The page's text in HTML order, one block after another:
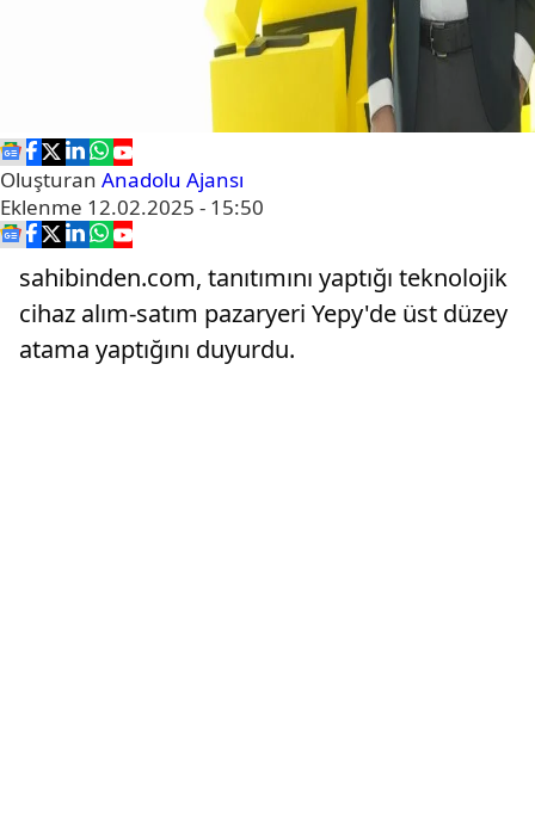
Oluşturan Anadolu Ajansı
Eklenme 12.02.2025 - 15:50
sahibinden.com, tanıtımını yaptığı teknolojik
cihaz alım-satım pazaryeri Yepy'de üst düzey
atama yaptığını duyurdu.